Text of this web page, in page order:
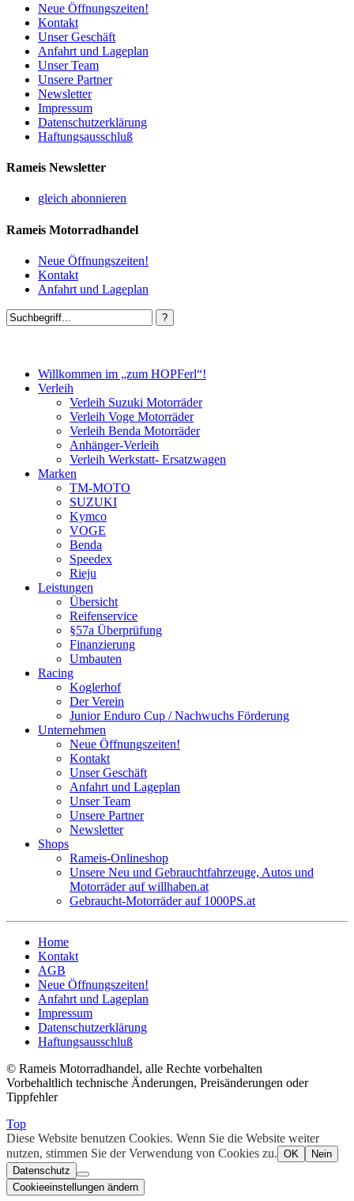
Neue Öffnungszeiten!
Kontakt
Unser Geschäft
Anfahrt und Lageplan
Unser Team
Unsere Partner
Newsletter
Impressum
Datenschutzerklärung
Haftungsausschluß
Rameis Newsletter
gleich abonnieren
Rameis Motorradhandel
Neue Öffnungszeiten!
Kontakt
Anfahrt und Lageplan
Willkommen im „zum HOPFerl“!
Verleih
Verleih Suzuki Motorräder
Verleih Voge Motorräder
Verleih Benda Motorräder
Anhänger-Verleih
Verleih Werkstatt- Ersatzwagen
Marken
TM-MOTO
SUZUKI
Kymco
VOGE
Benda
Speedex
Rieju
Leistungen
Übersicht
Reifenservice
§57a Überprüfung
Finanzierung
Umbauten
Racing
Koglerhof
Der Verein
Junior Enduro Cup / Nachwuchs Förderung
Unternehmen
Neue Öffnungszeiten!
Kontakt
Unser Geschäft
Anfahrt und Lageplan
Unser Team
Unsere Partner
Newsletter
Shops
Rameis-Onlineshop
Unsere Neu und Gebrauchtfahrzeuge, Autos und
Motorräder auf willhaben.at
Gebraucht-Motorräder auf 1000PS.at
Home
Kontakt
AGB
Neue Öffnungszeiten!
Anfahrt und Lageplan
Impressum
Datenschutzerklärung
Haftungsausschluß
© Rameis Motorradhandel, alle Rechte vorbehalten
Vorbehaltlich technische Änderungen, Preisänderungen oder
Tippfehler
Top
Diese Website benutzen Cookies. Wenn Sie die Website weiter
nutzen, stimmen Sie der Verwendung von Cookies zu. OK
Nein
Datenschutz
Cookieeinstellungen ändern